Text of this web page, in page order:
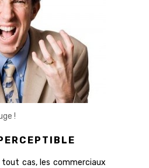
!
tout cas, les commerciaux